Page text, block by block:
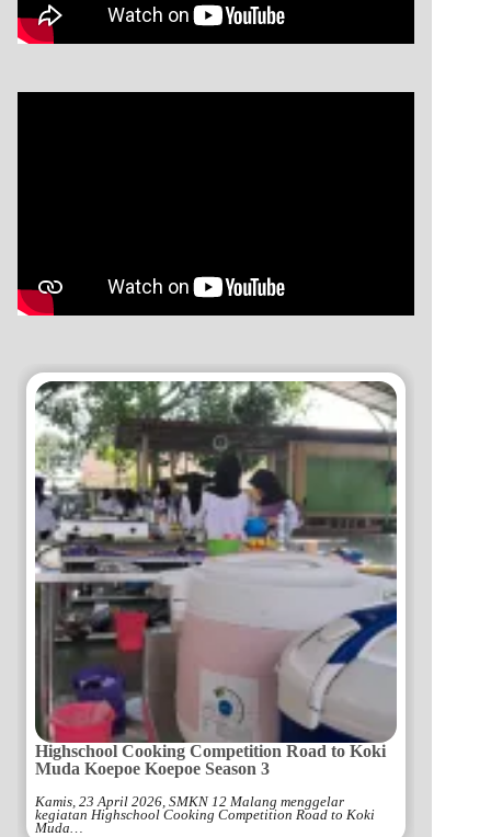
Highschool Cooking Competition Road to Koki
Muda Koepoe Koepoe Season 3
Kamis, 23 April 2026, SMKN 12 Malang menggelar
kegiatan Highschool Cooking Competition Road to Koki
Muda…